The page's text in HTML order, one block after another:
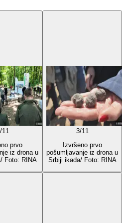
/11
prvo
iz drona u
Foto: RINA
3/11
Izvršeno prvo
pošumljavanje iz drona u
Srbiji ikada/ Foto: RINA